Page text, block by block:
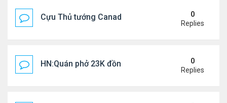
Cựu Thủ tướng Canada đắm đuối khóa môi Katy
0
Replies
HN:Quán phở 23K đồng một bát, 7 năm không
0
Replies